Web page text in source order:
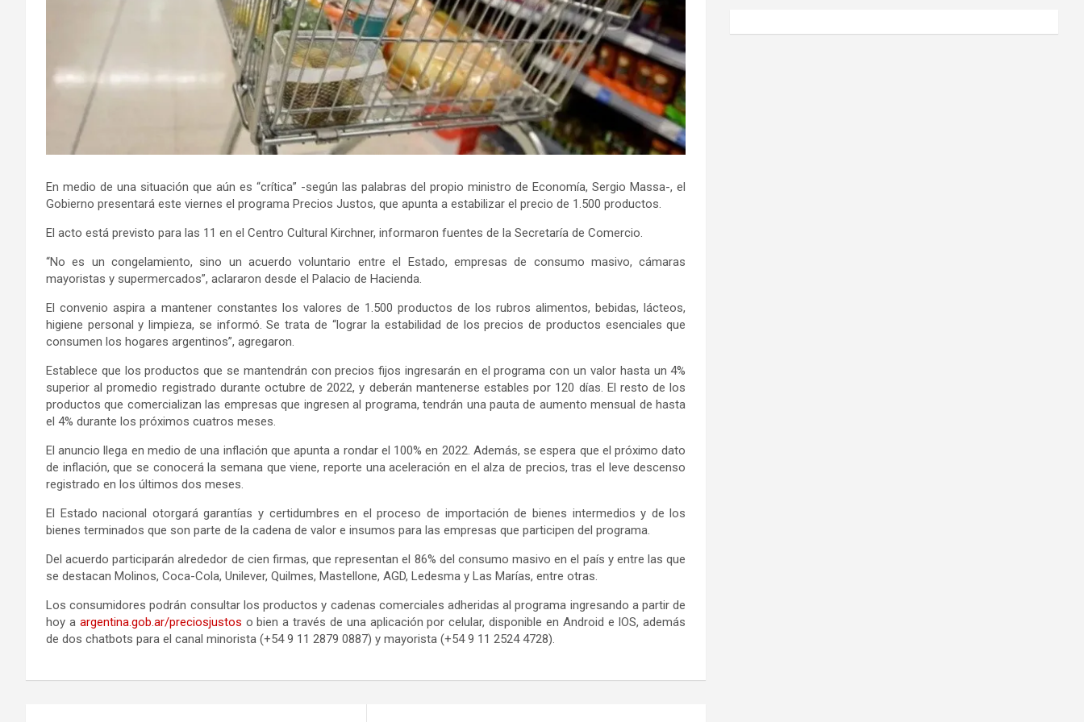
En medio de una situación que aún es “crítica” -según las palabras del propio ministro de Economía, Sergio Massa-, el
Gobierno presentará este viernes el programa Precios Justos, que apunta a estabilizar el precio de 1.500 productos.
El acto está previsto para las 11 en el Centro Cultural Kirchner, informaron fuentes de la Secretaría de Comercio.
“No es un congelamiento, sino un acuerdo voluntario entre el Estado, empresas de consumo masivo, cámaras
mayoristas y supermercados”, aclararon desde el Palacio de Hacienda.
El convenio aspira a mantener constantes los valores de 1.500 productos de los rubros alimentos, bebidas, lácteos,
higiene personal y limpieza, se informó. Se trata de “lograr la estabilidad de los precios de productos esenciales que
consumen los hogares argentinos”, agregaron.
Establece que los productos que se mantendrán con precios fijos ingresarán en el programa con un valor hasta un 4%
superior al promedio registrado durante octubre de 2022, y deberán mantenerse estables por 120 días. El resto de los
productos que comercializan las empresas que ingresen al programa, tendrán una pauta de aumento mensual de hasta
el 4% durante los próximos cuatros meses.
El anuncio llega en medio de una inflación que apunta a rondar el 100% en 2022. Además, se espera que el próximo dato
de inflación, que se conocerá la semana que viene, reporte una aceleración en el alza de precios, tras el leve descenso
registrado en los últimos dos meses.
El Estado nacional otorgará garantías y certidumbres en el proceso de importación de bienes intermedios y de los
bienes terminados que son parte de la cadena de valor e insumos para las empresas que participen del programa.
Del acuerdo participarán alrededor de cien firmas, que representan el 86% del consumo masivo en el país y entre las que
se destacan Molinos, Coca-Cola, Unilever, Quilmes, Mastellone, AGD, Ledesma y Las Marías, entre otras.
Los consumidores podrán consultar los productos y cadenas comerciales adheridas al programa ingresando a partir de
hoy a argentina.gob.ar/preciosjustos o bien a través de una aplicación por celular, disponible en Android e IOS, además
de dos chatbots para el canal minorista (+54 9 11 2879 0887) y mayorista (+54 9 11 2524 4728).